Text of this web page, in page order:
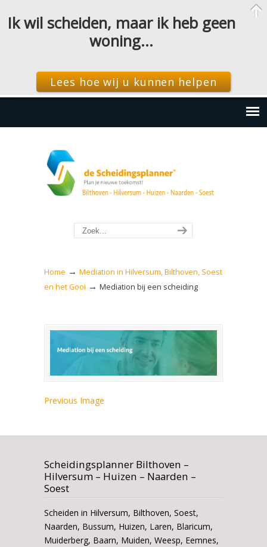
Home → Mediation in Hilversum, Bilthoven, Soest
en het Gooi → Mediation bij een scheiding
Previous Image
Scheidingsplanner Bilthoven –
Hilversum – Huizen – Naarden –
Soest
Scheiden in Hilversum, Bilthoven, Soest,
Naarden, Bussum, Huizen, Laren, Blaricum,
Muiderberg, Baarn, Muiden, Weesp, Eemnes,
Ik wil scheiden, maar ik heb geen
woning…
Lees hoe wij u kunnen helpen